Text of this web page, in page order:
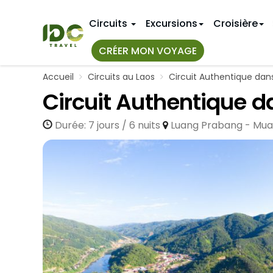
Circuits
TOUS
Top 10+
Circuits
CIRCUITS
Janvier
Avril
Excursions Croisière
Au Myanmar
Nha Trang
Bangkok
Phuket
IDÉES
Premier
11 jours
VIETNAM
Hanoi
Mai Chau
Sapa
CRÉER MON VOYAGE
Accueil Circuits au Laos Circuit Authentique
Circuit Authentique
Durée: 7 jours / 6 nuits Luang Prabang -